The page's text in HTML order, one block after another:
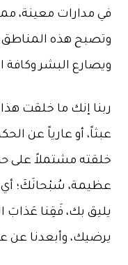
في مدارات معينة،
وتصبح هذه المناطق
ويصارع البشر وكافة
ربنا إنك ما خلقت
عبثاً، أو عارياً عن
خلقته مشتملاً على
عظيمة، سُبْحانَكَ؛ أي
يليق بك، فَقِنا عَذابَ
يرضيك، وأبعدنا عن